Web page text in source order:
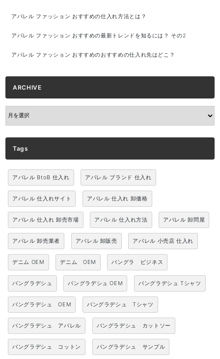
アパレル ファッション おすすめの仕入れ方法とは？
アパレル ファッション おすすめの最新トレンドを知るには？ その2
アパレル ファッション おすすめのおすすめの仕入れ先はどこ？
ARCHIVE
ARCHIVE
Tags
アパレル BtoB 仕入れ アパレル ブランド 仕入れ
アパレル 仕入れサイト アパレル 仕入れ 卸価格
アパレル 仕入れ 卸売市場 アパレル 仕入れ方法 アパレル 卸問屋
アパレル 卸売業者 アパレル 卸販売 アパレル 小売店 仕入れ
デニム OEM デニム OEM バングラ ビジネス
バングラデシュ バングラデシュ OEM バングラデシュ Tシャツ
バングラデシュ OEM バングラデシュ Tシャツ
バングラデシュ アパレル バングラデシュ カットソー
バングラデシュ コットン バングラデシュ サンプル